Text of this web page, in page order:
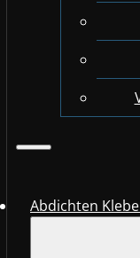
Abdichten